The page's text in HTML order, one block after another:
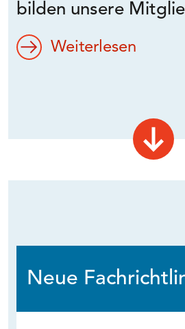
bilden unsere
Weiterlesen
Neue